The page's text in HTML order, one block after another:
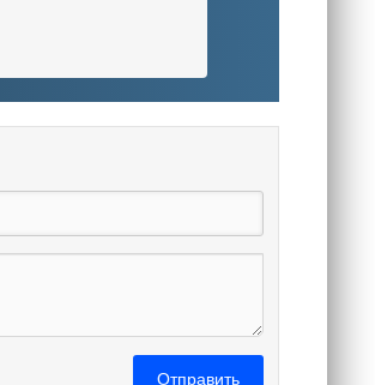
Отправить